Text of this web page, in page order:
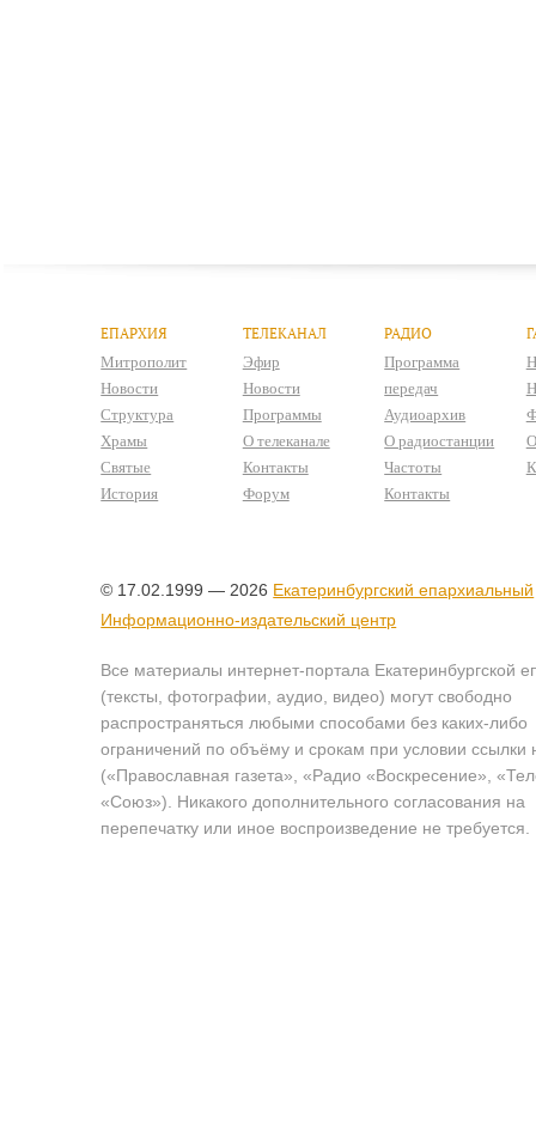
ЕПАРХИЯ
Митрополит
Новости
Структура
Храмы
Святые
История
ТЕЛЕКАНАЛ
Эфир
Новости
Программы
О телеканале
Контакты
Форум
РАДИО
Программа
передач
Аудиоархив
О радиостанции
Частоты
Контакты
© 17.02.1999 — 2026 Екатеринбургский епархиальный
Информационно-издательский центр
Все материалы интернет-портала Екатеринбургской
(тексты, фотографии, аудио, видео) могут свободно
распространяться любыми способами без каких-либо
ограничений по объёму и срокам при условии ссылки
(«Православная газета», «Радио «Воскресение»,
«Союз»). Никакого дополнительного согласования на
перепечатку или иное воспроизведение не требуется.